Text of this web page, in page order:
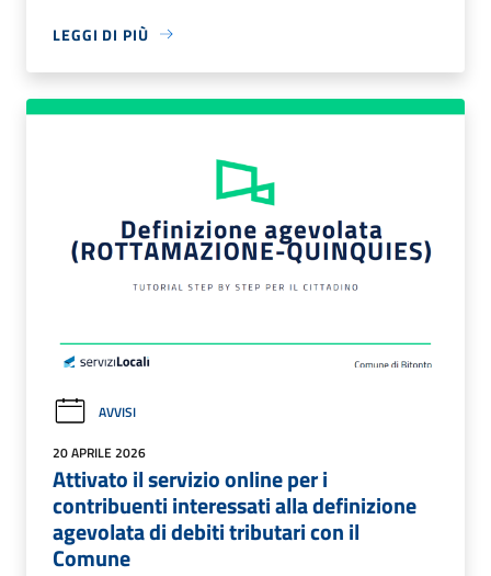
LEGGI DI PIÙ
AVVISI
20 APRILE 2026
Attivato il servizio online per i
contribuenti interessati alla definizione
agevolata di debiti tributari con il
Comune